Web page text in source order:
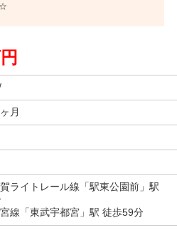
月
ライトレール線「駅東公園前」駅
線「東武宇都宮」駅 徒歩59分